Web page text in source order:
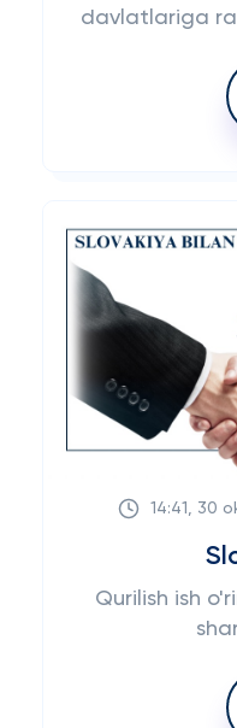
rasmiy
davlatlariga
Koreya va
kafolatli ish
14:41, 30
Qurilish ish